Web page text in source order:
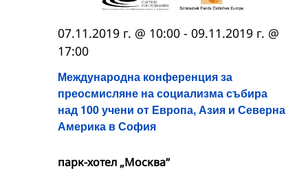
Международна конференция за
преосмисляне на социализма събира
над 100 учени от Европа, Азия и Северна
Америка в София
07.11.2019 г. @ 10:00 - 09.11.2019 г. @
17:00
парк-хотел „Москва“